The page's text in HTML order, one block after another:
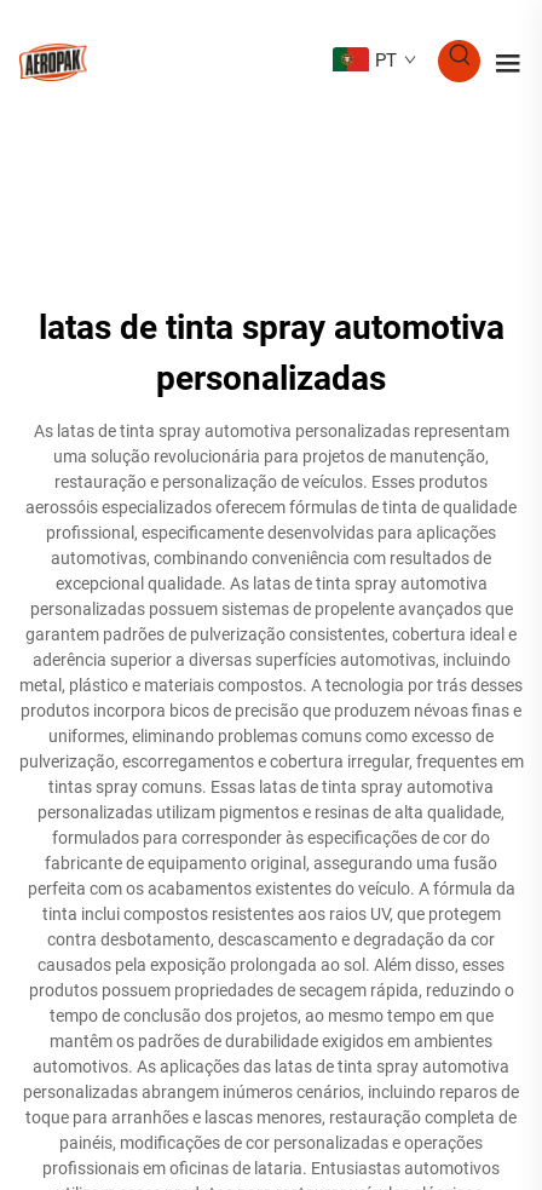
PT
latas de tinta spray automotiva
personalizadas
As latas de tinta spray automotiva personalizadas representam
uma solução revolucionária para projetos de manutenção,
restauração e personalização de veículos. Esses produtos
aerossóis especializados oferecem fórmulas de tinta de qualidade
profissional, especificamente desenvolvidas para aplicações
automotivas, combinando conveniência com resultados de
excepcional qualidade. As latas de tinta spray automotiva
personalizadas possuem sistemas de propelente avançados que
garantem padrões de pulverização consistentes, cobertura ideal e
aderência superior a diversas superfícies automotivas, incluindo
metal, plástico e materiais compostos. A tecnologia por trás desses
produtos incorpora bicos de precisão que produzem névoas finas e
uniformes, eliminando problemas comuns como excesso de
pulverização, escorregamentos e cobertura irregular, frequentes em
tintas spray comuns. Essas latas de tinta spray automotiva
personalizadas utilizam pigmentos e resinas de alta qualidade,
formulados para corresponder às especificações de cor do
fabricante de equipamento original, assegurando uma fusão
perfeita com os acabamentos existentes do veículo. A fórmula da
tinta inclui compostos resistentes aos raios UV, que protegem
contra desbotamento, descascamento e degradação da cor
causados pela exposição prolongada ao sol. Além disso, esses
produtos possuem propriedades de secagem rápida, reduzindo o
tempo de conclusão dos projetos, ao mesmo tempo em que
mantêm os padrões de durabilidade exigidos em ambientes
automotivos. As aplicações das latas de tinta spray automotiva
personalizadas abrangem inúmeros cenários, incluindo reparos de
toque para arranhões e lascas menores, restauração completa de
painéis, modificações de cor personalizadas e operações
profissionais em oficinas de lataria. Entusiastas automotivos